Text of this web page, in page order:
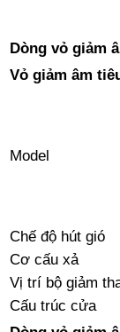
Dòng vỏ giảm
Vỏ giảm âm
Model
Chế độ hút gió
Cơ cấu xả
Vị trí bộ giảm
Cấu trúc cửa